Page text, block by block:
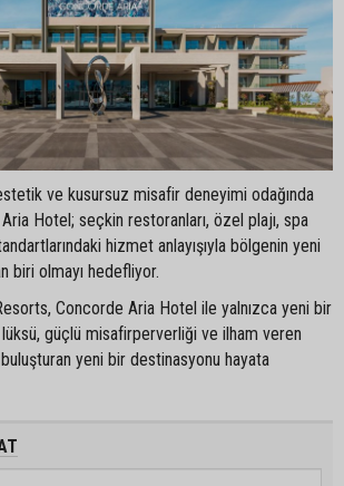
ve kusursuz misafir deneyimi odağında
Hotel; seçkin restoranları, özel plajı, spa
hizmet anlayışıyla bölgenin yeni
biri olmayı hedefliyor.
Concorde Aria Hotel ile yalnızca yeni bir
güçlü misafirperverliği ve ilham veren
yeni bir destinasyonu hayata